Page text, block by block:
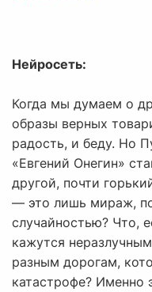
Нейросеть:
Когда мы думаем о
образы верных
радость, и беду. Но
«Евгений Онегин»
другой, почти
— это лишь мираж,
случайностью? Что,
кажутся
разным дорогам,
катастрофе? Именно